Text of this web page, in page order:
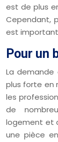
est de plus
Cependant,
est
Pour un
La demande
plus forte en
les
de
logement et
une pièce